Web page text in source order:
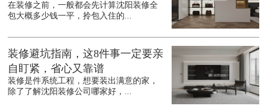
在装修之前，一般都会先计算沈阳装修全
包大概多少钱一平，拎包入住的...
装修避坑指南，这8件事一定要亲
自盯紧，省心又靠谱
装修是件系统工程，想要装出满意的家，
除了了解沈阳装修公司哪家好，...